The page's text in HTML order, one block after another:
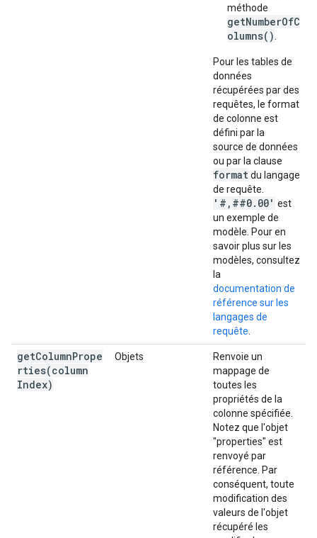
méthode
getNumberOfC
olumns()
Pour les tables de
données
récupérées par des
requêtes, le format
de colonne est
défini par la
source de données
ou par la clause
formatdu langage
de requête.
'#,##0.00' est
un exemple de
modèle. Pour en
savoir plus sur les
modèles, consultez
la
documentation de
référence sur les
langages de
requête
getColumnPrope
rties(column
Index)
Objets
Renvoie un
mappage de
toutes les
propriétés de la
colonne spécifiée.
Notez que l'objet
"properties" est
renvoyé par
référence. Par
conséquent, toute
modification des
valeurs de l'objet
récupéré les